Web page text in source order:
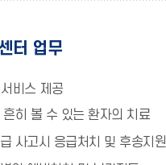
터 업무
비스 제공
흔히 볼 수 있는 환자의 치료
사고시 응급처치 및 후송지원